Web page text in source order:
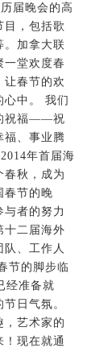
届晚会的高
目，包括歌
。加拿大联
一堂欢度春
让春节的欢
心中。 我们
祝福——祝
福、事业腾
年首届海
春秋，成为
春节的晚
者的努力
十二届海外
、工作人
节的脚步临
经准备就
日气氛。
，艺术家的
现在就通